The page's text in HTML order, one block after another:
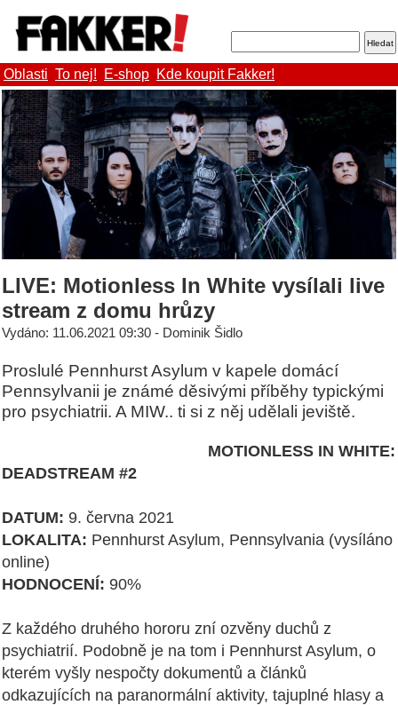
Oblasti To nej! E-shop Kde koupit Fakker!
LIVE: Motionless In White vysílali live
stream z domu hrůzy
Vydáno: 11.06.2021 09:30 - Dominik Šidlo
Proslulé Pennhurst Asylum v kapele domácí
Pennsylvanii je známé děsivými příběhy typickými
pro psychiatrii. A MIW.. ti si z něj udělali jeviště.
MOTIONLESS IN WHITE:
DEADSTREAM #2
DATUM: 9. června 2021
LOKALITA: Pennhurst Asylum, Pennsylvania (vysíláno
online)
HODNOCENÍ: 90%
Z každého druhého hororu zní ozvěny duchů z
psychiatrií. Podobně je na tom i Pennhurst Asylum, o
kterém vyšly nespočty dokumentů a článků
odkazujících na paranormální aktivity, tajuplné hlasy a